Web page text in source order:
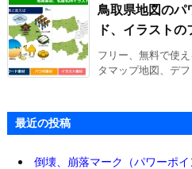
鳥取県地図のパ
ド、イラスト
フリー、無料で使
タマップ地図、デ
最近の投稿
倒壊、崩落マーク（パワーポ